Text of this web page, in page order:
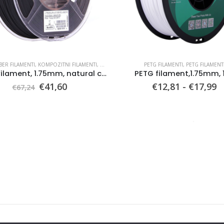
FILAMENTI, KOMPOZITNI FILAMENTI,
PA-CF filament, 1.75mm, natural color
€67,24 Il
prezzo
€41,60Il
PETG FILAMENTI, PETG FILAMENTI
PETG filament,1.75mm,
€12,81 - €17,99